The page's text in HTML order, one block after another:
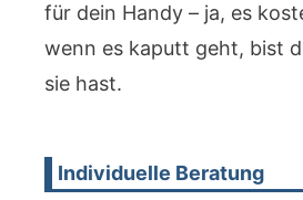
für dein Handy – ja, es
wenn es kaputt geht, bist
sie hast.
Individuelle Beratung